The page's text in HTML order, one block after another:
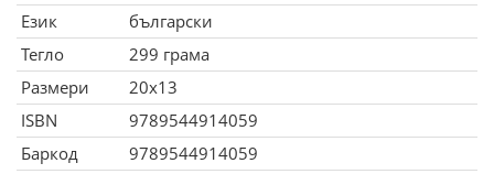
Език
български
Тегло
299 грама
Размери
20x13
ISBN
9789544914059
Баркод
9789544914059